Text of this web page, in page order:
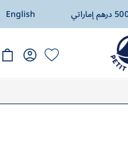
English